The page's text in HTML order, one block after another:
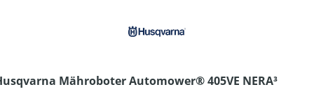
Mähroboter Automower® 405VE NERA³